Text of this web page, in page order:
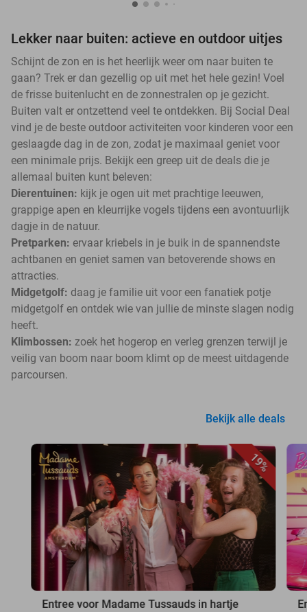
Lekker naar buiten: actieve en outdoor uitjes
Schijnt de zon en is het heerlijk weer om naar buiten te
gaan? Trek er dan gezellig op uit met het hele gezin! Voel
de frisse buitenlucht en de zonnestralen op je gezicht.
Buiten valt er ontzettend veel te ontdekken. Bij Social Deal
vind je de beste outdoor activiteiten voor kinderen voor een
geslaagde dag in de zon, zodat je maximaal geniet voor
een minimale prijs. Bekijk een greep uit de deals die je
allemaal buiten kunt beleven:
Dierentuinen: kijk je ogen uit met prachtige leeuwen,
grappige apen en kleurrijke vogels tijdens een avontuurlijk
dagje in de natuur.
Pretparken: ervaar kriebels in je buik in de spannendste
achtbanen en geniet samen van betoverende shows en
attracties.
Midgetgolf: daag je familie uit voor een fanatiek potje
midgetgolf en ontdek wie van jullie de minste slagen nodig
heeft.
Klimbossen: zoek het hogerop en verleg grenzen terwijl je
veilig van boom naar boom klimt op de meest uitdagende
parcoursen.
Bekijk alle deals
19%
Entree voor Madame Tussauds in hartje